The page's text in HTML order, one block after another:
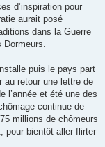
d’inspiration pour
aurait posé
dans la Guerre
puis le pays part
au retour une lettre de
l’année et été une des
continue de
millions de chômeurs
pour bientôt aller flirter